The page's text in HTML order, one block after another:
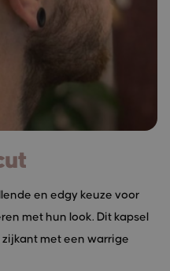
en edgy keuze voor
met hun look. Dit kapsel
met een warrige